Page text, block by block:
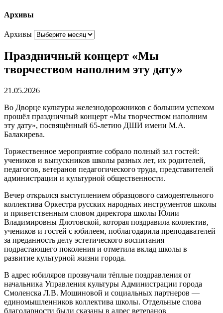
Архивы
Архивы
Праздничный концерт «Мы
творчеством наполним эту дату»
21.05.2026
Во Дворце культуры железнодорожников с большим успехом
прошёл праздничный концерт «Мы творчеством наполним
эту дату», посвящённый 65-летию ДШИ имени М.А.
Балакирева.
Торжественное мероприятие собрало полный зал гостей:
учеников и выпускников школы разных лет, их родителей,
педагогов, ветеранов педагогического труда, представителей
администрации и культурной общественности.
Вечер открылся выступлением образцового самодеятельного
коллектива Оркестра русских народных инструментов школы
и приветственным словом директора школы Юлии
Владимировны Длотовской, которая поздравила коллектив,
учеников и гостей с юбилеем, поблагодарила преподавателей
за преданность делу эстетического воспитания
подрастающего поколения и отметила вклад школы в
развитие культурной жизни города.
В адрес юбиляров прозвучали тёплые поздравления от
начальника Управления культуры Администрации города
Смоленска Л.В. Мошиновой и социальных партнеров —
единомышленников коллектива школы. Отдельные слова
благодарности были сказаны в адрес ветеранов